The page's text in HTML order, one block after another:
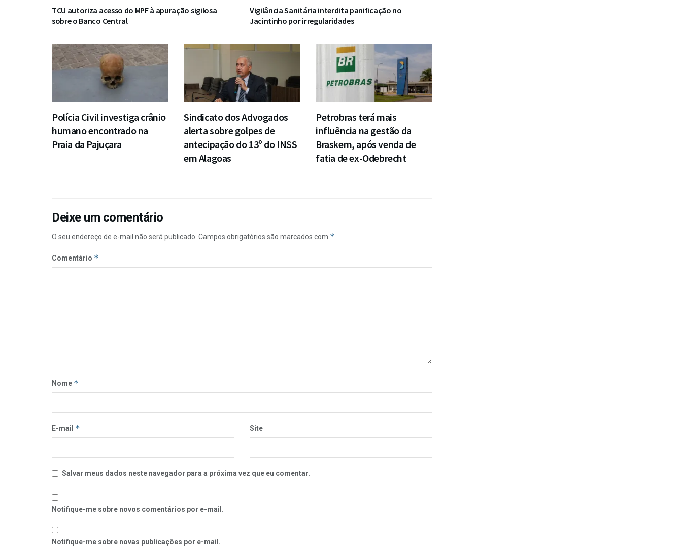
TCU autoriza acesso do MPF à apuração sigilosa
sobre o Banco Central
Vigilância Sanitária interdita panificação no
Jacintinho por irregularidades
Polícia Civil investiga crânio
humano encontrado na
Praia da Pajuçara
Sindicato dos Advogados
alerta sobre golpes de
antecipação do 13º do INSS
em Alagoas
Petrobras terá mais
influência na gestão da
Braskem, após venda de
fatia de ex-Odebrecht
Deixe um comentário
O seu endereço de e-mail não será publicado. Campos obrigatórios são marcados com *
Comentário *
Nome *
E-mail * Site
Salvar meus dados neste navegador para a próxima vez que eu comentar.
Notifique-me sobre novos comentários por e-mail.
Notifique-me sobre novas publicações por e-mail.